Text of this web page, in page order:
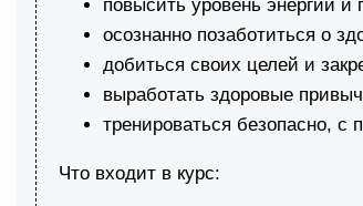
повысить уровень энергии
осознанно позаботиться о
добиться своих целей и
выработать здоровые
тренироваться безопасно, с
Что входит в курс: